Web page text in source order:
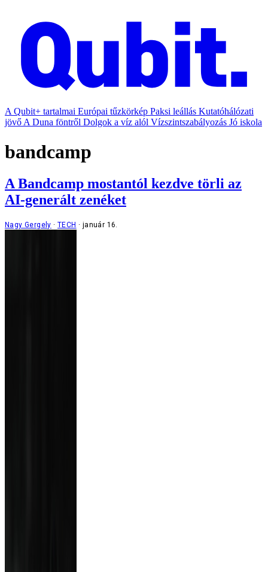
A Qubit+ tartalmai Európai tűzkörkép Paksi leállás Kutatóhálózati
jövő A Duna föntről Dolgok a víz alól Vízszintszabályozás Jó iskola
bandcamp
A Bandcamp mostantól kezdve törli az
AI-generált zenéket
Nagy Gergely TECH január 16.